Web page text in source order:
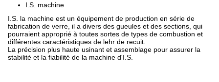
I.S. machine
I.S. la machine est un équipement de production en série de
fabrication de verre, il a divers des gueules et des sections, qui
pourraient approprié à toutes sortes de types de combustion et
différentes caractéristiques de lehr de recuit.
La précision plus haute usinant et assemblage pour assurer la
stabilité et la fiabilité de la machine d'I.S.